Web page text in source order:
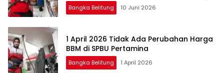
Bangka Belitung 10 Juni 2026
1 April 2026 Tidak Ada Perubahan Harga
BBM di SPBU Pertamina
Bangka Belitung 1 April 2026